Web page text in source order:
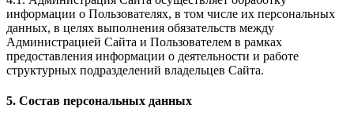
информации о Пользователях, в том числе их персональных
данных, в целях выполнения обязательств между
Администрацией Сайта и Пользователем в рамках
предоставления информации о деятельности и работе
структурных подразделений владельцев Сайта.
5. Состав персональных данных